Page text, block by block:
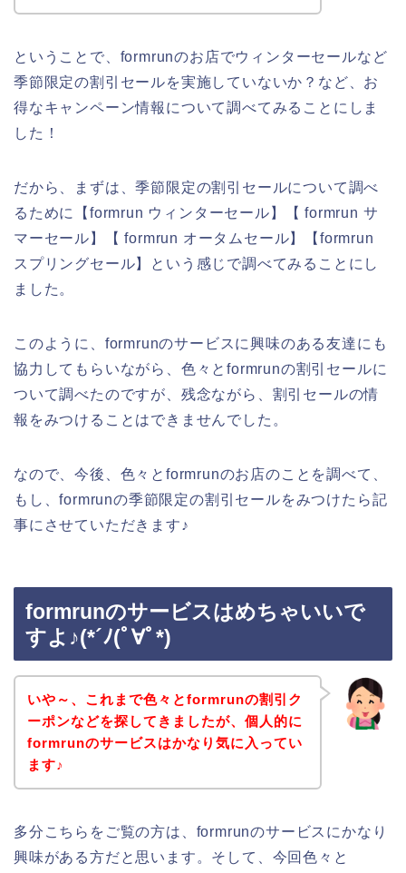
ということで、formrunのお店でウィンターセールなど
季節限定の割引セールを実施していないか？など、お
得なキャンペーン情報について調べてみることにしま
した！
だから、まずは、季節限定の割引セールについて調べ
るために【formrun ウィンターセール】【 formrun サ
マーセール】【 formrun オータムセール】【formrun
スプリングセール】という感じで調べてみることにし
ました。
このように、formrunのサービスに興味のある友達にも
協力してもらいながら、色々とformrunの割引セールに
ついて調べたのですが、残念ながら、割引セールの情
報をみつけることはできませんでした。
なので、今後、色々とformrunのお店のことを調べて、
もし、formrunの季節限定の割引セールをみつけたら記
事にさせていただきます♪
formrunのサービスはめちゃいいで
すよ♪(*´ﾉ(ﾟ∀ﾟ*)
いや～、これまで色々とformrunの割引ク
ーポンなどを探してきましたが、個人的に
formrunのサービスはかなり気に入ってい
ます♪
多分こちらをご覧の方は、formrunのサービスにかなり
興味がある方だと思います。そして、今回色々と